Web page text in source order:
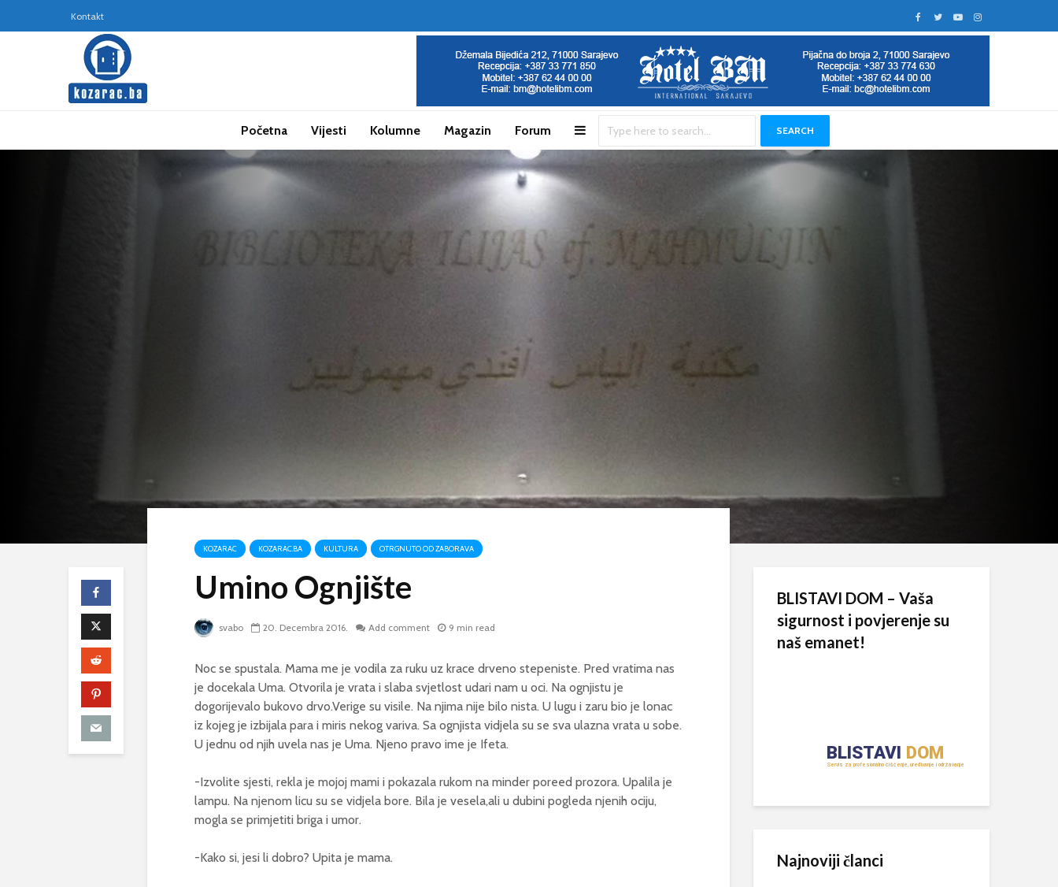
Kontakt
Početna Vijesti Kolumne Magazin Forum SEARCH
KOZARAC KOZARAC.BA KULTURA OTRGNUTO OD ZABORAVA
Umino Ognjište
svabo 20. Decembra 2016. Add comment 9 min read
Noc se spustala. Mama me je vodila za ruku uz krace drveno stepeniste. Pred vratima nas
je docekala Uma. Otvorila je vrata i slaba svjetlost udari nam u oci. Na ognjistu je
dogorijevalo bukovo drvo.Verige su visile. Na njima nije bilo nista. U lugu i zaru bio je lonac
iz kojeg je izbijala para i miris nekog variva. Sa ognjista vidjela su se sva ulazna vrata u sobe.
U jednu od njih uvela nas je Uma. Njeno pravo ime je Ifeta.
-Izvolite sjesti, rekla je mojoj mami i pokazala rukom na minder poreed prozora. Upalila je
lampu. Na njenom licu su se vidjela bore. Bila je vesela,ali u dubini pogleda njenih ociju,
mogla se primjetiti briga i umor.
-Kako si, jesi li dobro? Upita je mama.
BLISTAVI DOM – Vaša
sigurnost i povjerenje su
naš emanet!
Najnoviji članci